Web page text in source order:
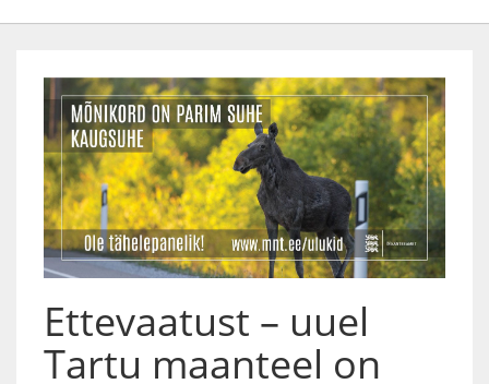
Ettevaatust – uuel
Tartu maanteel on